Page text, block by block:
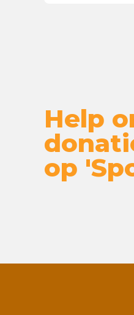
Help
op